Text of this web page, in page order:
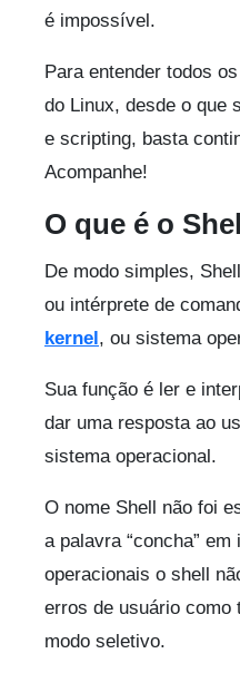
é impossível.
Para entender todos
do Linux, desde o que
e scripting, basta
Acompanhe!
O que é o
De modo simples,
ou intérprete de
kernel , ou sistema
Sua função é ler e
dar uma resposta ao
sistema operacional.
O nome Shell não foi
a palavra “concha”
operacionais o shell
erros de usuário como
modo seletivo.